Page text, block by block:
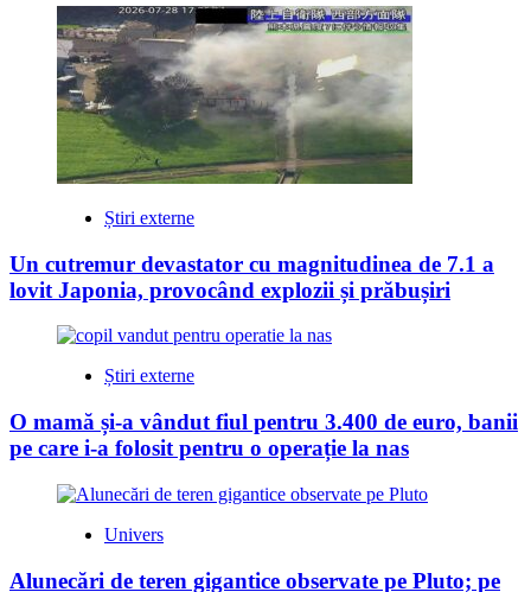
Știri externe
Un cutremur devastator cu magnitudinea de 7.1 a
lovit Japonia, provocând explozii și prăbușiri
Știri externe
O mamă și-a vândut fiul pentru 3.400 de euro, banii
pe care i-a folosit pentru o operație la nas
Univers
Alunecări de teren gigantice observate pe Pluto; pe